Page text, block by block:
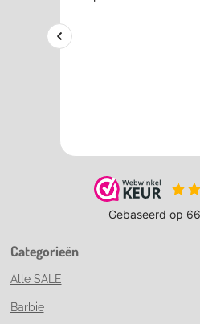
Categorieën
Alle SALE
Barbie